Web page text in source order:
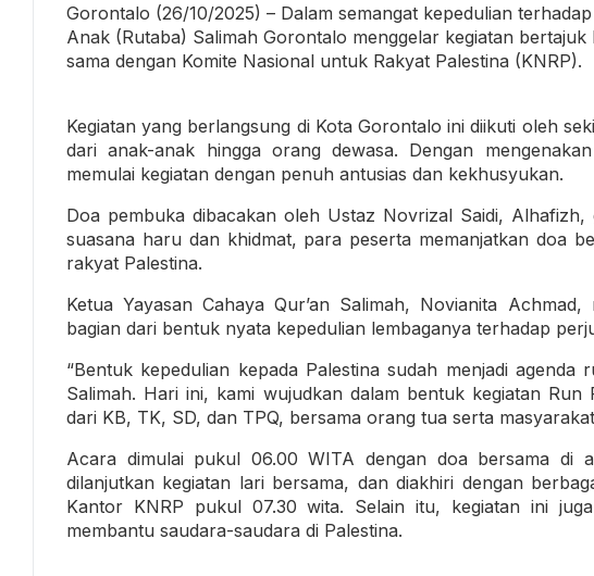
Gorontalo (26/10/2025) – Dalam semangat kepedulian
Anak (Rutaba) Salimah Gorontalo menggelar kegiatan
sama dengan Komite Nasional untuk Rakyat Palestina (KNRP).
Kegiatan yang berlangsung di Kota Gorontalo ini diikuti oleh
dari anak-anak hingga orang dewasa. Dengan
memulai kegiatan dengan penuh antusias dan kekhusyukan.
Doa pembuka dibacakan oleh Ustaz Novrizal Saidi,
suasana haru dan khidmat, para peserta memanjatkan doa
rakyat Palestina.
Ketua Yayasan Cahaya Qur’an Salimah, Novianita
bagian dari bentuk nyata kepedulian lembaganya terhadap
“Bentuk kepedulian kepada Palestina sudah menjadi agenda
Salimah. Hari ini, kami wujudkan dalam bentuk kegiatan
dari KB, TK, SD, dan TPQ, bersama orang tua serta
Acara dimulai pukul 06.00 WITA dengan doa bersama di
dilanjutkan kegiatan lari bersama, dan diakhiri dengan
Kantor KNRP pukul 07.30 wita. Selain itu, kegiatan ini
membantu saudara-saudara di Palestina.